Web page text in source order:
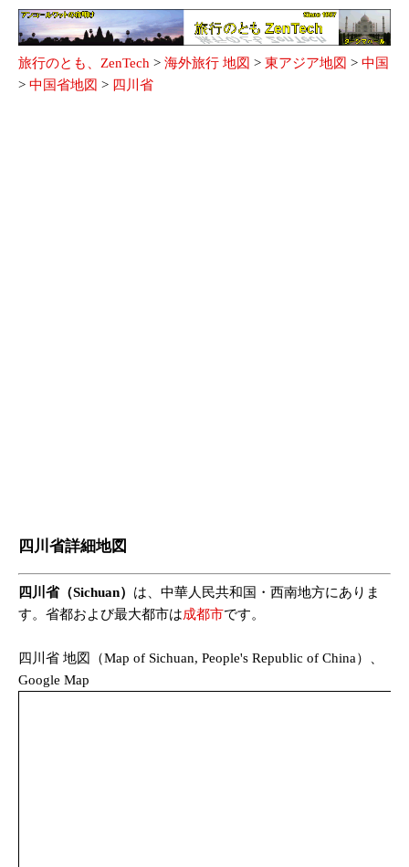
旅行のとも、ZenTech > 海外旅行 地図 > 東アジア地図 > 中国
> 中国省地図 > 四川省
四川省詳細地図
四川省（Sichuan） は、中華人民共和国・西南地方にありま
す。省都および最大都市は成都市です。
四川省 地図（Map of Sichuan, People's Republic of China）、
Google Map